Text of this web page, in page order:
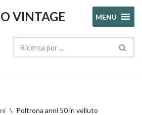
VINTAGE MENU
\ Poltrona anni 50 in velluto